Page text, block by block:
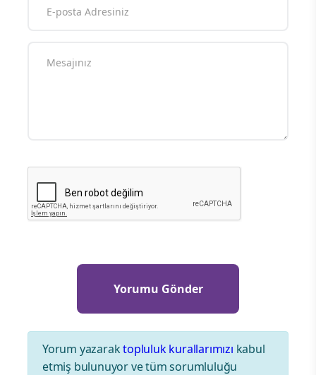
Yorum yazaraktopluluk kurallarımızı kabul
etmiş bulunuyor ve tüm sorumluluğu